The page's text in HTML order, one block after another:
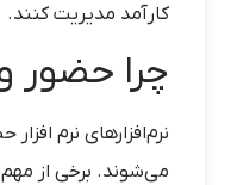
کارآمد مدیریت کنند.
چرا حضور
نرم‌افزارهای نرم
می‌شوند. برخی از